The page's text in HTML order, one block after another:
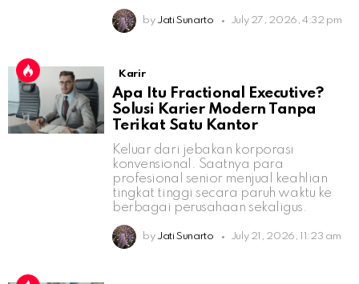
by Jati Sunarto July 27, 2026, 4:32 pm
Karir
Apa Itu Fractional Executive?
Solusi Karier Modern Tanpa
Terikat Satu Kantor
Keluar dari jebakan korporasi
konvensional. Saatnya para
profesional senior menjual keahlian
tingkat tinggi secara paruh waktu ke
berbagai perusahaan sekaligus.
by Jati Sunarto July 21, 2026, 11:23 am